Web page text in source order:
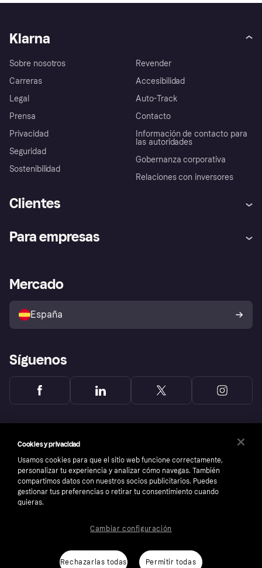
Klarna
Sobre nosotros
Carreras
Legal
Prensa
Privacidad
Seguridad
Sostenibilidad
Revender
Accesibilidad
Auto-Track
Contacto
Información de contacto para
las autoridades
Gobernanza corporativa
Relaciones con inversores
Clientes
Inicio de sesión
Directorio de tiendas
Política de protección al
comprador de Klarna
Reclamaciones
Para empresas
Acceso empresas
Mercado
España
Síguenos
Número de empresa: 556737-0431
Cookies y privacidad
Usamos cookies para que el sitio web funcione correctamente,
personalizar tu experiencia y analizar cómo navegas. También
compartimos datos con nuestros socios publicitarios. Puedes
gestionar tus preferencias o retirar tu consentimiento cuando
quieras.
Rechazarlas todas Permitir todas
Cambiar configuración